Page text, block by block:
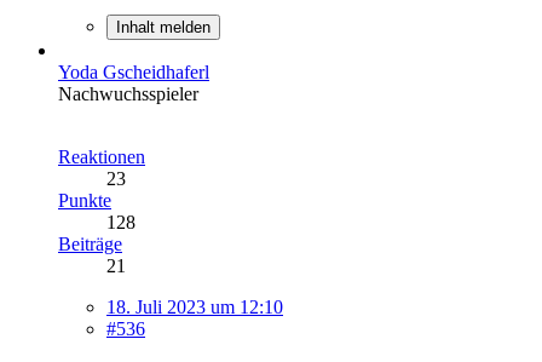
Inhalt melden
Yoda Gscheidhaferl
Nachwuchsspieler
Reaktionen
23
Punkte
128
Beiträge
21
18. Juli 2023 um 12:10
#536